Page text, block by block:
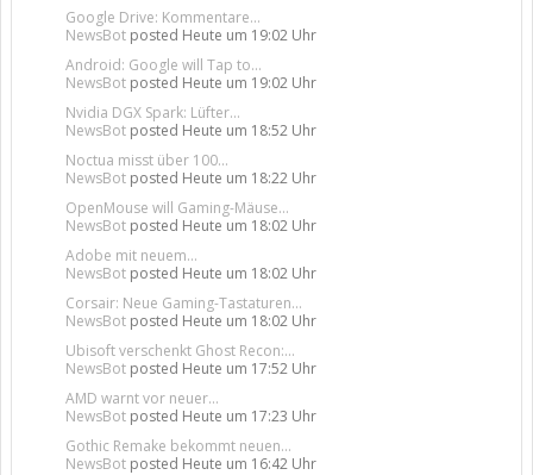
Google Drive: Kommentare...
NewsBot posted Heute um 19:02 Uhr
Android: Google will Tap to...
NewsBot posted Heute um 19:02 Uhr
Nvidia DGX Spark: Lüfter...
NewsBot posted Heute um 18:52 Uhr
Noctua misst über 100...
NewsBot posted Heute um 18:22 Uhr
OpenMouse will Gaming-Mäuse...
NewsBot posted Heute um 18:02 Uhr
Adobe mit neuem...
NewsBot posted Heute um 18:02 Uhr
Corsair: Neue Gaming-Tastaturen...
NewsBot posted Heute um 18:02 Uhr
Ubisoft verschenkt Ghost Recon:...
NewsBot posted Heute um 17:52 Uhr
AMD warnt vor neuer...
NewsBot posted Heute um 17:23 Uhr
Gothic Remake bekommt neuen...
NewsBot posted Heute um 16:42 Uhr